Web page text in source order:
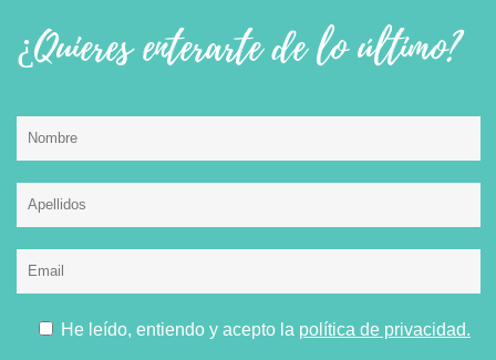
¿Quieres enterarte de lo último?
He leído, entiendo y acepto la política de privacidad.